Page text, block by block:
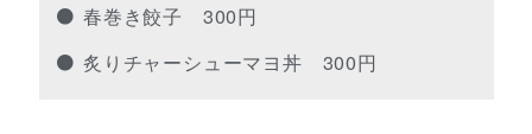
春巻き餃子 300円
炙りチャーシューマヨ丼 300円